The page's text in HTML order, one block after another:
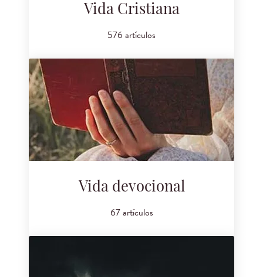
Vida Cristiana
576 artículos
Vida devocional
67 artículos